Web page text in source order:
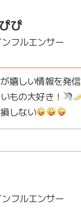
ぴ
フルエンサー
嬉しい情報を発信
もの大好き！
しない
フルエンサー